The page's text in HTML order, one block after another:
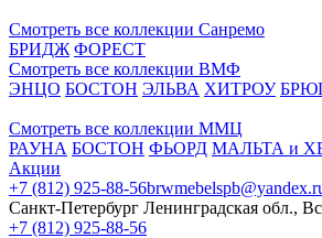
Смотреть все коллекции Санремо
БРИДЖ ФОРЕСТ
Смотреть все коллекции ВМФ
ЭНЦО БОСТОН ЭЛЬВА ХИТРОУ
Смотреть все коллекции ММЦ
РАУНА БОСТОН ФЬОРД МАЛЬТА и
Акции
+7 (812) 925-88-56
Санкт-Петербург Ленинградская обл.,
+7 (812) 925-88-56